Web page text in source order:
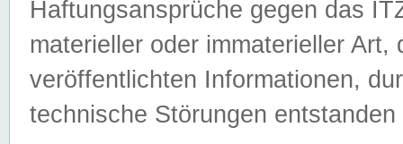
Haftungsansprüche gegen das
materieller oder immaterieller
veröffentlichten Informationen,
technische Störungen